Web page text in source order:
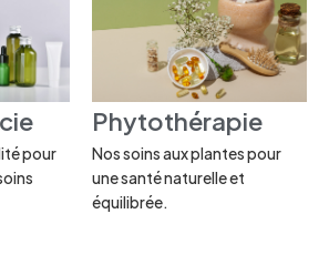
pour
Phytothérapie
Nos soins aux plantes pour
une santé naturelle et
équilibrée.